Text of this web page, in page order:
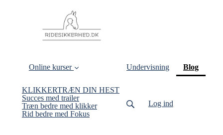
Online kurser
KLIKKERTRÆN DIN HEST
Succes med trailer
Træn bedre med klikker
Rid bedre med Fokus
Undervisning Blog
Log ind